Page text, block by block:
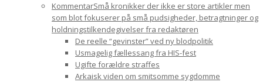
KommentarSmå kronikker der ikke er store artikler men
som blot fokuserer på små pudsigheder, betragtninger og
holdningstilkendegivelser fra redaktøren
De reelle “gevinster” ved ny blodpolitik
Usmagelig fællessang fra HIS-fest
Ugifte forældre straffes
Arkaisk viden om smitsomme sygdomme